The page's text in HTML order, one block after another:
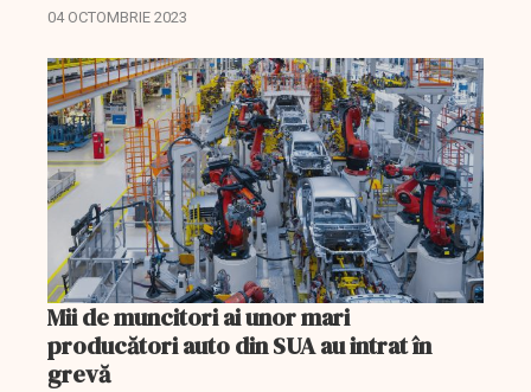
că costul grevei sindicaliștilor de la United
milioane de dolari...
04 OCTOMBRIE 2023
Mii de muncitori ai unor mari
producători auto din SUA au intrat în
grevă